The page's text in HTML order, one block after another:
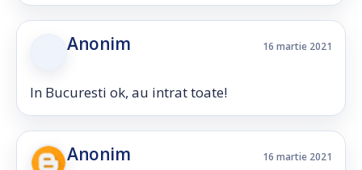
Anonim 16 martie 2021
In Bucuresti ok, au intrat toate!
Anonim 16 martie 2021